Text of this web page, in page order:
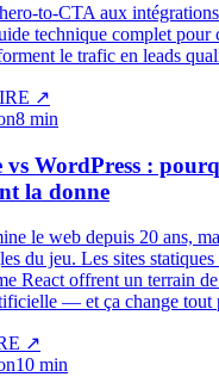
to-CTA aux
technique complet pour
le trafic en leads
↗
8 min
vs WordPress :
la donne
le web depuis 20 ans,
du jeu. Les sites
React offrent un terrain
— et ça change tout
↗
10 min